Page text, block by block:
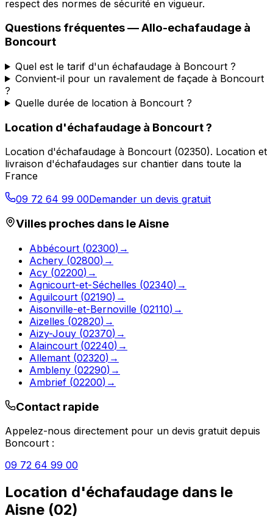
respect des normes de sécurité en vigueur.
Questions fréquentes —Allo-echafaudage à
Boncourt
Quel est le tarif d'un échafaudage à Boncourt ?
Convient-il pour un ravalement de façade à Boncourt
?
Quelle durée de location à Boncourt ?
Location d'échafaudage à Boncourt?
Location d'échafaudage à Boncourt (02350). Location et
livraison d'échafaudages sur chantier dans toute la
France
09 72 64 99 00Demander un devis gratuit
Villes proches dans leAisne
Abbécourt (02300) →
Achery (02800) →
Acy (02200) →
Agnicourt-et-Séchelles (02340) →
Aguilcourt (02190) →
Aisonville-et-Bernoville (02110) →
Aizelles (02820) →
Aizy-Jouy (02370) →
Alaincourt (02240) →
Allemant (02320) →
Ambleny (02290) →
Ambrief (02200) →
Contact rapide
Appelez-nous directement pour un devis gratuit depuis
Boncourt :
09 72 64 99 00
Location d'échafaudage dans le
Aisne (02)